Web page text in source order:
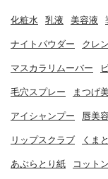
化粧水 乳液 美容液
ナイトパウダー クレ
マスカラリムーバー
毛穴スプレー まつげ
アイシャンプー 唇美
リップスクラブ くま
あぶらとり紙 コットン